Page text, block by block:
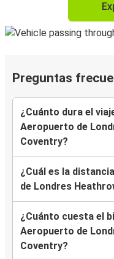
Preguntas
¿Cuánto dura el
Aeropuerto de
Coventry?
¿Cuál es la
de Londres
¿Cuánto cuesta el
Aeropuerto de
Coventry?